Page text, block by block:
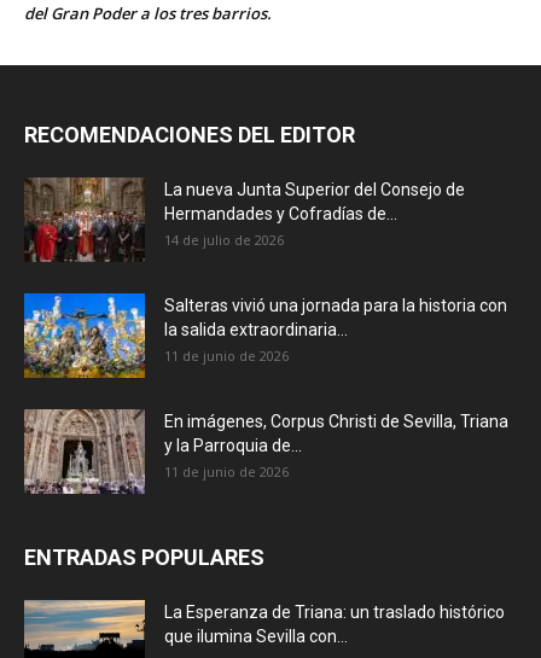
del Gran Poder a los tres barrios.
RECOMENDACIONES DEL EDITOR
La nueva Junta Superior del Consejo de
Hermandades y Cofradías de...
14 de julio de 2026
Salteras vivió una jornada para la historia con
la salida extraordinaria...
11 de junio de 2026
En imágenes, Corpus Christi de Sevilla, Triana
y la Parroquia de...
11 de junio de 2026
ENTRADAS POPULARES
La Esperanza de Triana: un traslado histórico
que ilumina Sevilla con...